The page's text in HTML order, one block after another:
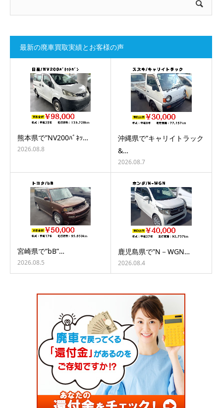
最新の廃車買取実績とお客様の声
熊本県で”NV200ﾊﾞﾈｯ…
2026.08.8
沖縄県で”キャリイトラック
&…
2026.08.7
宮崎県で”bB”…
2026.08.5
鹿児島県で”N－WGN…
2026.08.4